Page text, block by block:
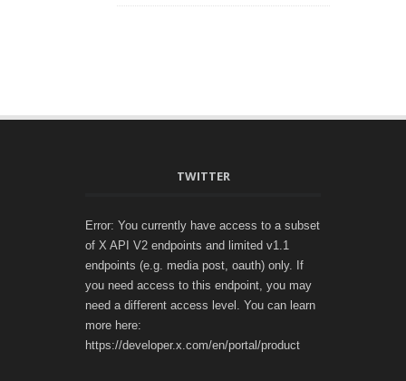
TWITTER
Error: You currently have access to a subset
of X API V2 endpoints and limited v1.1
endpoints (e.g. media post, oauth) only. If
you need access to this endpoint, you may
need a different access level. You can learn
more here:
https://developer.x.com/en/portal/product